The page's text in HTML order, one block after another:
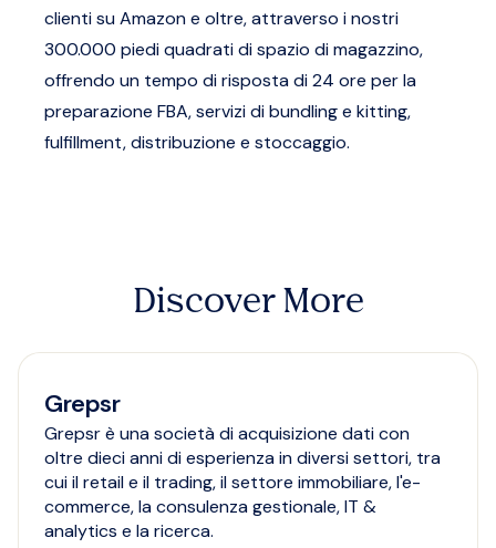
clienti su Amazon e oltre, attraverso i nostri
300.000 piedi quadrati di spazio di magazzino,
offrendo un tempo di risposta di 24 ore per la
preparazione FBA, servizi di bundling e kitting,
fulfillment, distribuzione e stoccaggio.
Discover More
Grepsr
Grepsr è una società di acquisizione dati con
oltre dieci anni di esperienza in diversi settori, tra
cui il retail e il trading, il settore immobiliare, l'e-
commerce, la consulenza gestionale, IT &
analytics e la ricerca.